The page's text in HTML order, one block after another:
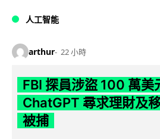
人工智能
arthur 22 小時
FBI 探員涉盜 100 萬
ChatGPT 尋求理財及
被捕